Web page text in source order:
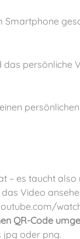
– es taucht also
Video
QR-Code
jpg oder png.